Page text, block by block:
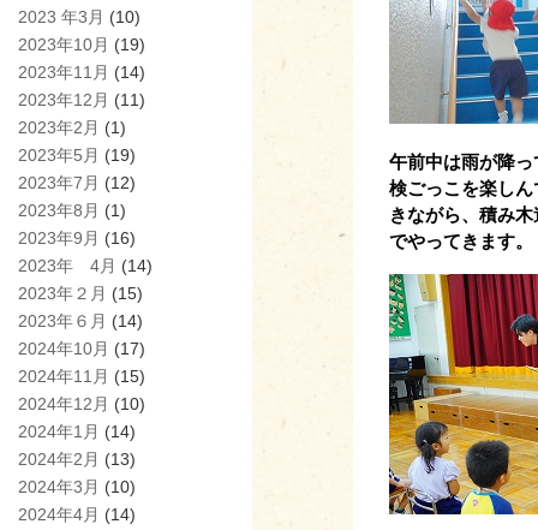
2023 年3月 (10)
2023年10月 (19)
2023年11月 (14)
2023年12月 (11)
2023年2月 (1)
2023年5月 (19)
2023年7月 (12)
2023年8月 (1)
2023年9月 (16)
2023年 4月 (14)
2023年２月 (15)
2023年６月 (14)
2024年10月 (17)
2024年11月 (15)
2024年12月 (10)
2024年1月 (14)
2024年2月 (13)
2024年3月 (10)
2024年4月 (14)
午前中は雨が降
検ごっこを楽し
きながら、積み
でやってきます。